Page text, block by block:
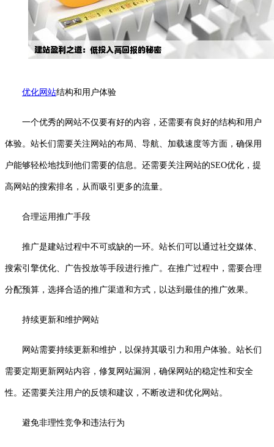
优化网站结构和用户体验
一个优秀的网站不仅要有好的内容，还需要有良好的结构和用户
体验。站长们需要关注网站的布局、导航、加载速度等方面，确保用
户能够轻松地找到他们需要的信息。还需要关注网站的SEO优化，提
高网站的搜索排名，从而吸引更多的流量。
合理运用推广手段
推广是建站过程中不可或缺的一环。站长们可以通过社交媒体、
搜索引擎优化、广告投放等手段进行推广。在推广过程中，需要合理
分配预算，选择合适的推广渠道和方式，以达到最佳的推广效果。
持续更新和维护网站
网站需要持续更新和维护，以保持其吸引力和用户体验。站长们
需要定期更新网站内容，修复网站漏洞，确保网站的稳定性和安全
性。还需要关注用户的反馈和建议，不断改进和优化网站。
避免非理性竞争和违法行为